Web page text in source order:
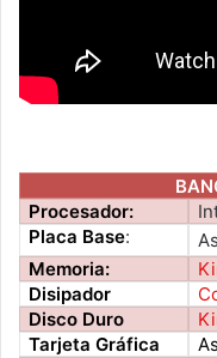
Procesador:
Placa Base:
Memoria:
Disipador
Disco Duro
Tarjeta Gráfica